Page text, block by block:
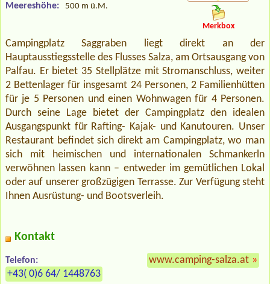
Meereshöhe: 500 m ü.M.
Merkbox
Campingplatz Saggraben liegt direkt an der
Hauptausstiegsstelle des Flusses Salza, am Ortsausgang von
Palfau. Er bietet 35 Stellplätze mit Stromanschluss, weiter
2 Bettenlager für insgesamt 24 Personen, 2 Familienhütten
für je 5 Personen und einen Wohnwagen für 4 Personen.
Durch seine Lage bietet der Campingplatz den idealen
Ausgangspunkt für Rafting- Kajak- und Kanutouren. Unser
Restaurant befindet sich direkt am Campingplatz, wo man
sich mit heimischen und internationalen Schmankerln
verwöhnen lassen kann – entweder im gemütlichen Lokal
oder auf unserer großzügigen Terrasse. Zur Verfügung steht
Ihnen Ausrüstung- und Bootsverleih.
Kontakt
Telefon:
+43( 0)6 64/ 1448763
www.camping-salza.at »